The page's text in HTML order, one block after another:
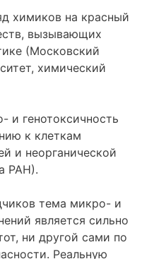
химиков на красный
вызывающих
(Московский
химический
и генотоксичность
к клеткам
и неорганической
РАН).
тема микро- и
является сильно
ни другой сами по
Реальную